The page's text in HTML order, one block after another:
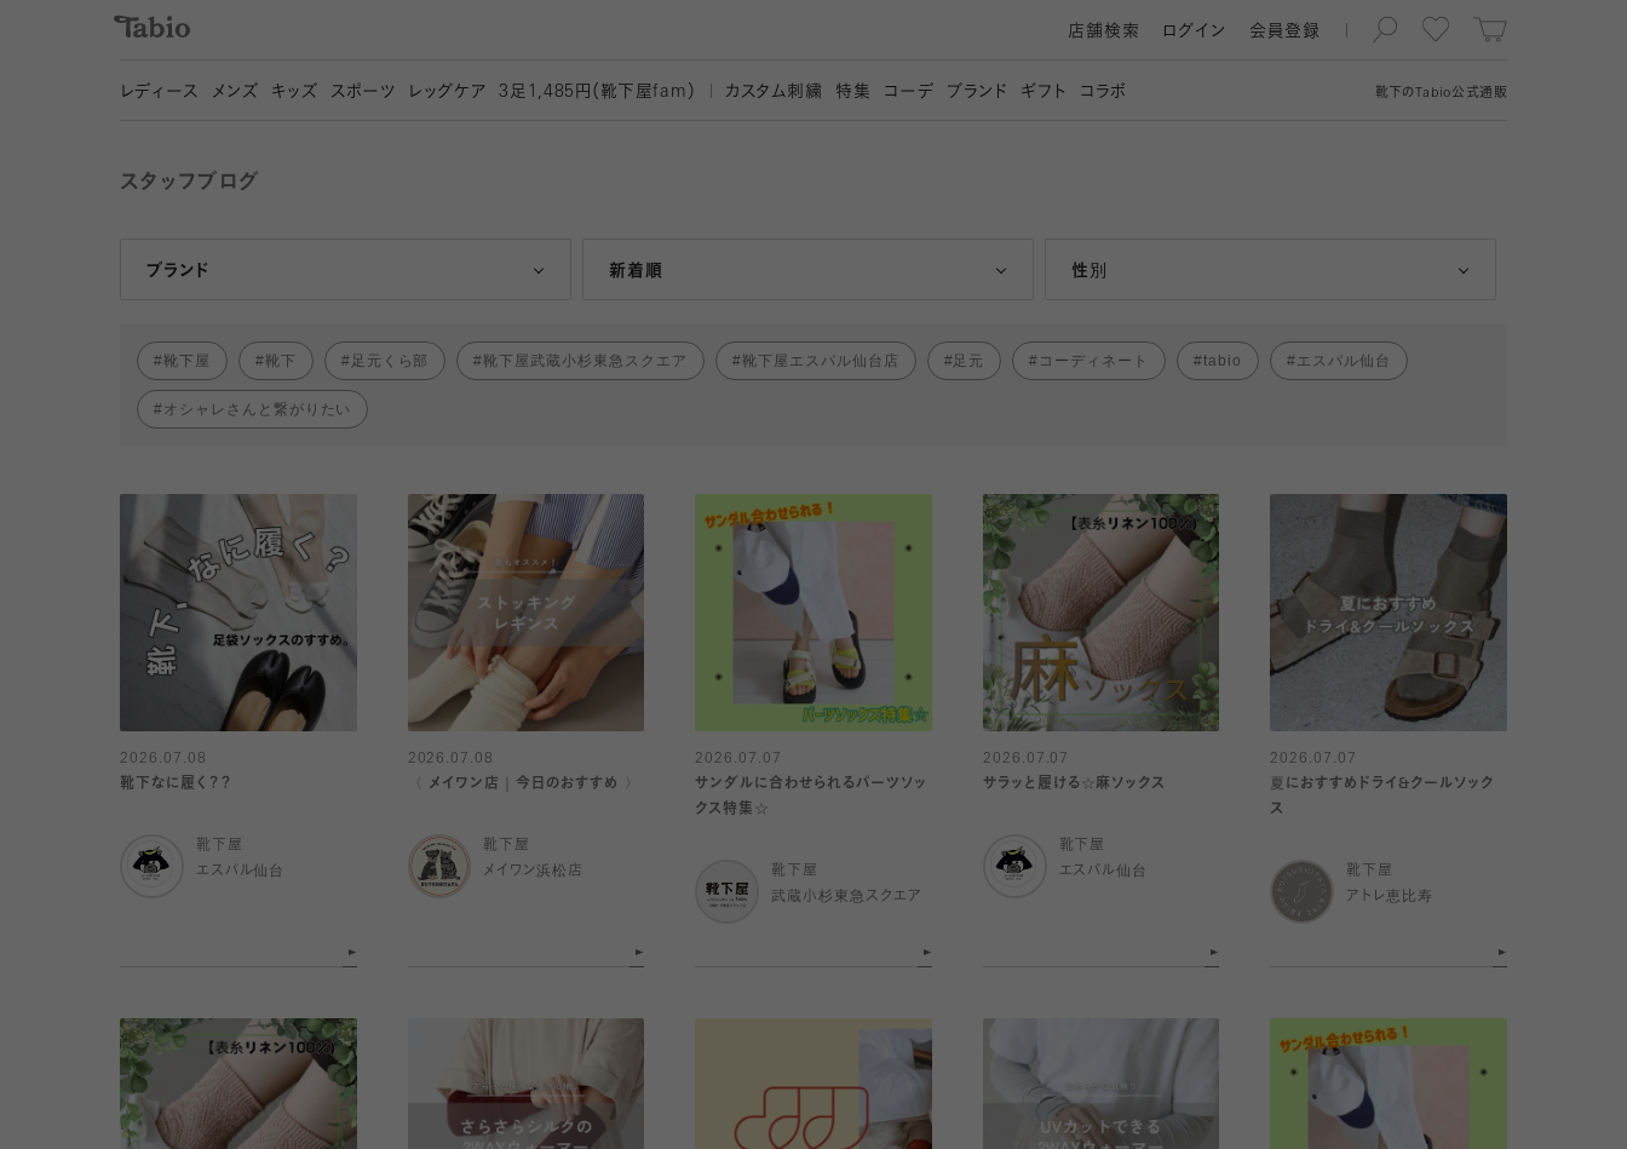
靴下の Tabio公式通販
店舗検索 ログイン 会員登録
レディース メンズ キッズ スポーツ レッグケア 3 足1,485円（靴下屋fam） カスタム刺繍 特集 コーデ ブランド ギフト コラボ
スタッフブログ
ブランド
Tabio 新着順
人気ランキング順 性別
女性
靴下屋 靴下 足元くら部 靴下屋武蔵小杉東急スクエア 靴下屋エスパル仙台店 足元 コーディネート tabio エスパル仙台
オシャレさんと繋がりたい
2026.07.08
靴下なに履く？？
靴下屋
エスパル仙台
2026.07.08
〈 メイワン店｜今日のおすすめ 〉
靴下屋
メイワン浜松店
2026.07.07
サンダルに合わせられるパーツソッ
クス特集☆
靴下屋
武蔵小杉東急スクエア
2026.07.07
サラッと履ける☆麻ソックス
靴下屋
エスパル仙台
2026.07.07
夏におすすめドライ&クールソック
ス
靴下屋
アトレ恵比寿